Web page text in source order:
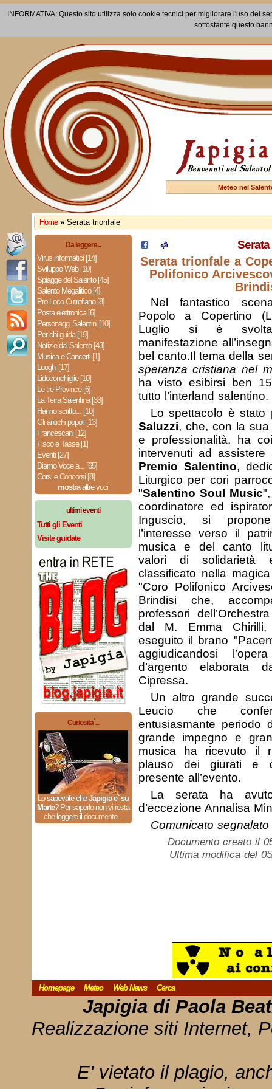
INFORMATIVA: Questo sito utilizza solo cookie tecnici per migliorare l'uso dei
sottostante questo
Meteo nel
Home » Serata trionfale
Da leggere...
Virus informatici [14]
Sviluppo Web [10]
Spiagge del Salento [45]
Salento Megalitico [4]
Pro Loco Cutrofiano [8]
Posta elettronica [6]
Personaggi Salentini [10]
Per chi guida [19]
Notizie dal Salento [43]
Musica e Concerti [1]
Luoghi [17]
Lidoconchiglie [10]
Le tre Province [6]
La Terra Salentina [33]
Hanno scritto... [10]
Gli antichi popoli [13]
Francescani [12]
Fisco e Tasse [1]
Eventi [27]
Diamo Voce a... [65]
Corsi e Concorsi [8]
mostraaltre voci
ultimi eventi
Tutti gli Eventi
Visite guidate
Curiosita`...
Lo sapevate cheJapigia e` su
Marte? Per saperlo non vi resta
che leggere il documento...
Serata trionfale a
Polifonico
Nel fantastico
Popolo a Copertino
Luglio si è
manifestazione
bel canto.Il tema della
speranza cristiana nel
ha visto esibirsi ben
tutto l’interland salentino.
Lo spettacolo è
Saluzzi, che, con la sua
e professionalità, ha
intervenuti ad
Premio Salentino,
Liturgico per cori
"Salentino Soul Music
coordinatore ed
Inguscio, si
l’interesse verso il
musica e del canto
valori di solidarietà
classificato nella
"Coro Polifonico
Brindisi che,
professori
dal M. Emma Chirilli,
eseguito il brano
aggiudicandosi
d’argento elaborata
Cipressa.
Un altro grande
Leucio che
entusiasmante periodo
grande impegno e
musica ha ricevuto il
plauso dei giurati e
presente all’evento.
La serata ha
d’eccezione Annalisa
Comunicato
Documento creato il
Ultima modifica del
Homepage Meteo Web News Cerca
Japigia di Paola
Realizzazione siti Internet,
E' vietato il plagio,